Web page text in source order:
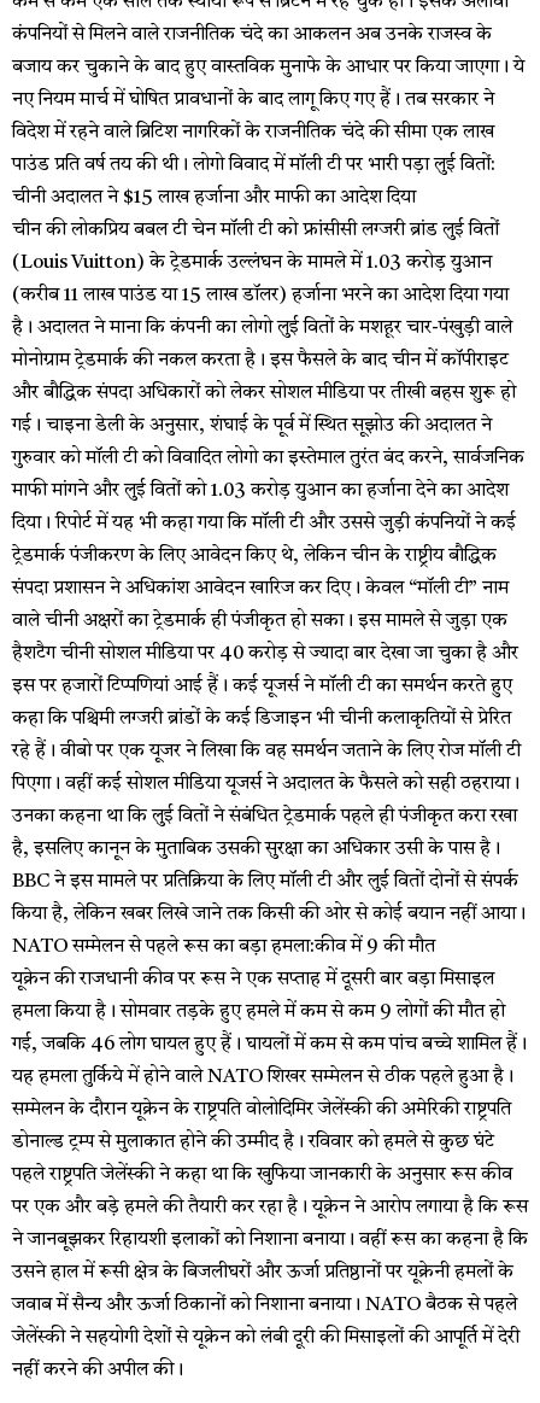
कंपनियों से मिलने वाले राजनीतिक चंदे का आकलन अब उनके राजस्व के
बजाय कर चुकाने के बाद हुए वास्तविक मुनाफे के आधार पर किया जाएगा। ये
नए नियम मार्च में घोषित प्रावधानों के बाद लागू किए गए हैं। तब सरकार ने
विदेश में रहने वाले ब्रिटिश नागरिकों के राजनीतिक चंदे की सीमा एक लाख
पाउंड प्रति वर्ष तय की थी। लोगो विवाद में मॉली टी पर भारी पड़ा लुई वितों:
चीनी अदालत ने $15 लाख हर्जाना और माफी का आदेश दिया
चीन की लोकप्रिय बबल टी चेन मॉली टी को फ्रांसीसी लग्जरी ब्रांड लुई वितों
(Louis Vuitton) के ट्रेडमार्क उल्लंघन के मामले में 1.03 करोड़ युआन
(करीब 11 लाख पाउंड या 15 लाख डॉलर) हर्जाना भरने का आदेश दिया गया
है। अदालत ने माना कि कंपनी का लोगो लुई वितों के मशहूर चार-पंखुड़ी वाले
मोनोग्राम ट्रेडमार्क की नकल करता है। इस फैसले के बाद चीन में कॉपीराइट
और बौद्धिक संपदा अधिकारों को लेकर सोशल मीडिया पर तीखी बहस शुरू हो
गई। चाइना डेली के अनुसार, शंघाई के पूर्व में स्थित सूझोउ की अदालत ने
गुरुवार को मॉली टी को विवादित लोगो का इस्तेमाल तुरंत बंद करने, सार्वजनिक
माफी मांगने और लुई वितों को 1.03 करोड़ युआन का हर्जाना देने का आदेश
दिया। रिपोर्ट में यह भी कहा गया कि मॉली टी और उससे जुड़ी कंपनियों ने कई
ट्रेडमार्क पंजीकरण के लिए आवेदन किए थे, लेकिन चीन के राष्ट्रीय बौद्धिक
संपदा प्रशासन ने अधिकांश आवेदन खारिज कर दिए। केवल “मॉली टी” नाम
वाले चीनी अक्षरों का ट्रेडमार्क ही पंजीकृत हो सका। इस मामले से जुड़ा एक
हैशटैग चीनी सोशल मीडिया पर 40 करोड़ से ज्यादा बार देखा जा चुका है और
इस पर हजारों टिप्पणियां आई हैं। कई यूजर्स ने मॉली टी का समर्थन करते हुए
कहा कि पश्चिमी लग्जरी ब्रांडों के कई डिजाइन भी चीनी कलाकृतियों से प्रेरित
रहे हैं। वीबो पर एक यूजर ने लिखा कि वह समर्थन जताने के लिए रोज मॉली टी
पिएगा। वहीं कई सोशल मीडिया यूजर्स ने अदालत के फैसले को सही ठहराया।
उनका कहना था कि लुई वितों ने संबंधित ट्रेडमार्क पहले ही पंजीकृत करा रखा
है, इसलिए कानून के मुताबिक उसकी सुरक्षा का अधिकार उसी के पास है।
‌‌BBC ने इस मामले पर प्रतिक्रिया के लिए मॉली टी और लुई वितों दोनों से संपर्क
किया है, लेकिन खबर लिखे जाने तक किसी की ओर से कोई बयान नहीं आया।
NATO सम्मेलन से पहले रूस का बड़ा हमला:कीव में 9 की मौत
यूक्रेन की राजधानी कीव पर रूस ने एक सप्ताह में दूसरी बार बड़ा मिसाइल
हमला किया है। सोमवार तड़के हुए हमले में कम से कम 9 लोगों की मौत हो
गई, जबकि 46 लोग घायल हुए हैं। घायलों में कम से कम पांच बच्चे शामिल हैं।
यह हमला तुर्किये में होने वाले NATO शिखर सम्मेलन से ठीक पहले हुआ है।
सम्मेलन के दौरान यूक्रेन के राष्ट्रपति वोलोदिमिर जेलेंस्की की अमेरिकी राष्ट्रपति
डोनाल्ड ट्रम्प से मुलाकात होने की उम्मीद है। रविवार को हमले से कुछ घंटे
पहले राष्ट्रपति जेलेंस्की ने कहा था कि खुफिया जानकारी के अनुसार रूस कीव
पर एक और बड़े हमले की तैयारी कर रहा है। यूक्रेन ने आरोप लगाया है कि रूस
ने जानबूझकर रिहायशी इलाकों को निशाना बनाया। वहीं रूस का कहना है कि
उसने हाल में रूसी क्षेत्र के बिजलीघरों और ऊर्जा प्रतिष्ठानों पर यूक्रेनी हमलों के
जवाब में सैन्य और ऊर्जा ठिकानों को निशाना बनाया। NATO बैठक से पहले
जेलेंस्की ने सहयोगी देशों से यूक्रेन को लंबी दूरी की मिसाइलों की आपूर्ति में देरी
नहीं करने की अपील की।